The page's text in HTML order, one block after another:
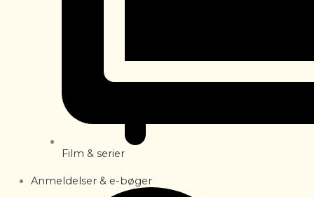
Film & serier
Anmeldelser & e-bøger